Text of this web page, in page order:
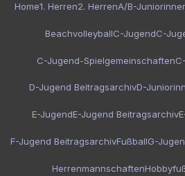
Home1. Herren2. HerrenA/B-
BeachvolleyballC-JugendC-
C-Jugend-Spielgemeinschaften
D-Jugend BeitragsarchivD-
E-JugendE-Jugend Beitragsarchiv
F-Jugend BeitragsarchivFußballG-
Herrenmannschaften